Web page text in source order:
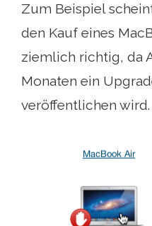
Zum Beispiel
den Kauf eines
ziemlich richtig, da
Monaten ein
veröffentlichen wird.